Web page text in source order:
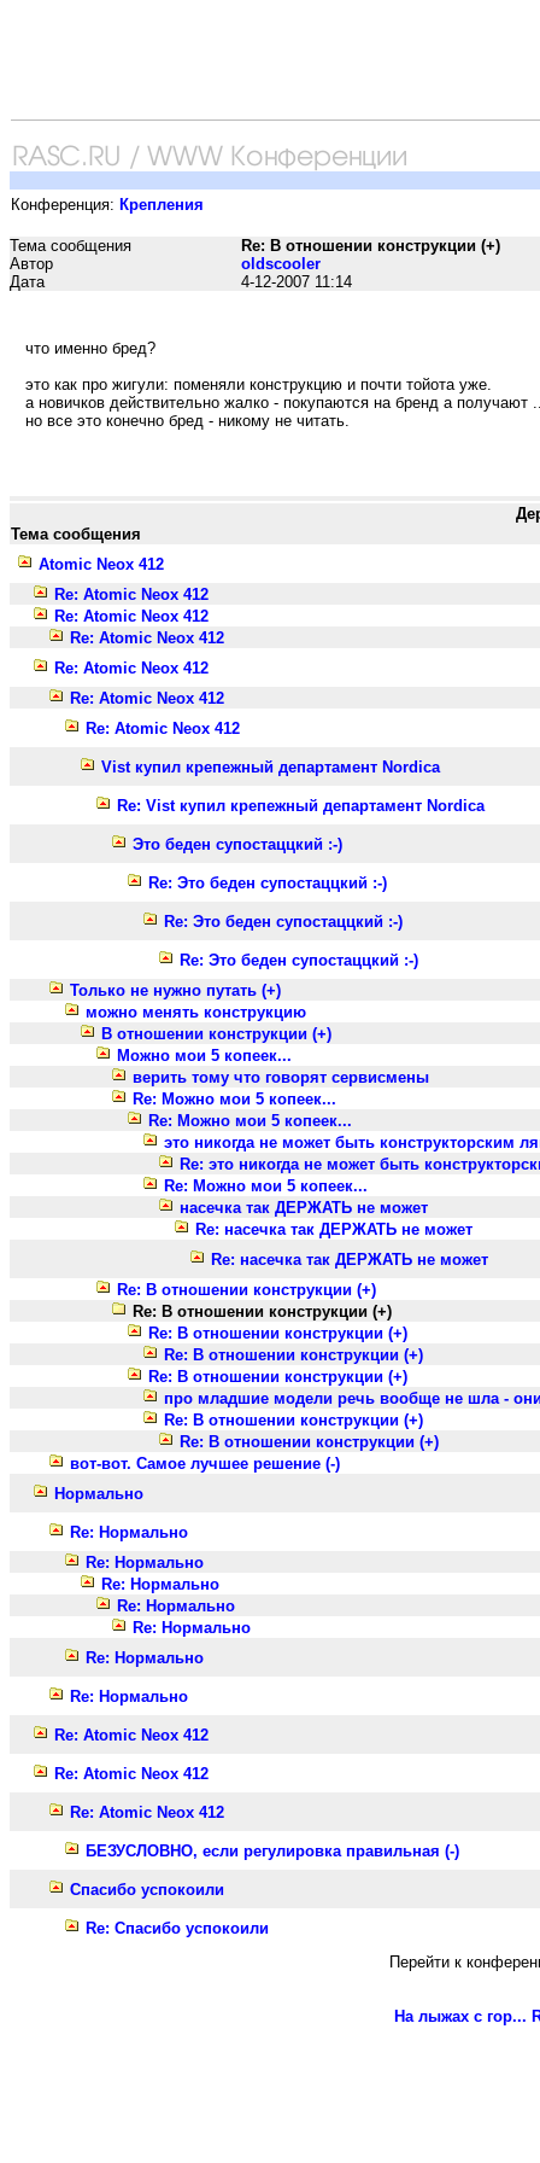
Конференция: Крепления
Тема сообщения
Re: В отношении конструкции (+)
Автор
oldscooler
Дата
4-12-2007 11:14
что именно бред?
это как про жигули: поменяли конструкцию и почти тойота уже.
а новичков действительно жалко - покупаются на бренд а получают
но все это конечно бред - никому не читать.
Тема сообщения
Atomic Neox 412
Re: Atomic Neox 412
Re: Atomic Neox 412
Re: Atomic Neox 412
Re: Atomic Neox 412
Re: Atomic Neox 412
Re: Atomic Neox 412
Vist купил крепежный департамент Nordica
Re: Vist купил крепежный департамент Nordica
Это беден супостаццкий :-)
Re: Это беден супостаццкий :-)
Re: Это беден супостаццкий :-)
Re: Это беден супостаццкий :-)
Только не нужно путать (+)
можно менять конструкцию
В отношении конструкции (+)
Можно мои 5 копеек...
верить тому что говорят сервисмены
Re: Можно мои 5 копеек...
Re: Можно мои 5 копеек...
это никогда не может быть конструкторским
Re: это никогда не может быть
Re: Можно мои 5 копеек...
насечка так ДЕРЖАТЬ не может
Re: насечка так ДЕРЖАТЬ не может
Re: насечка так ДЕРЖАТЬ не может
Re: В отношении конструкции (+)
Re: В отношении конструкции (+)
Re: В отношении конструкции (+)
Re: В отношении конструкции (+)
Re: В отношении конструкции (+)
про младшие модели речь вообще не шла -
Re: В отношении конструкции (+)
Re: В отношении конструкции (+)
вот-вот. Самое лучшее решение (-)
Нормально
Re: Нормально
Re: Нормально
Re: Нормально
Re: Нормально
Re: Нормально
Re: Нормально
Re: Нормально
Re: Atomic Neox 412
Re: Atomic Neox 412
Re: Atomic Neox 412
БЕЗУСЛОВНО, если регулировка правильная (-)
Спасибо успокоили
Re: Спасибо успокоили
Перейти к
На лыжах с гор...